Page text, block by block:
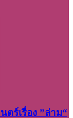
ตร์เรื่อง ”ล่าม“